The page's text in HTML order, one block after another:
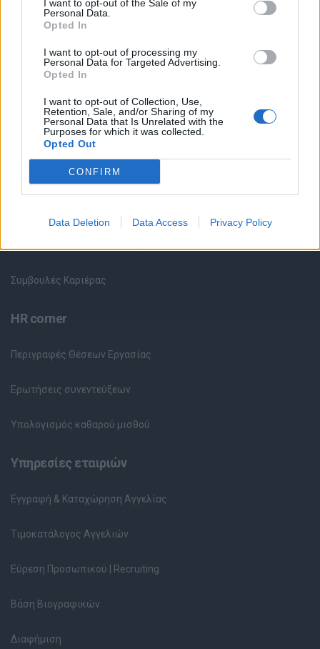
I want to opt-out of the Sale of my
Personal Data.
Opted In
I want to opt-out of processing my
Personal Data for Targeted Advertising.
Opted In
I want to opt-out of Collection, Use,
Retention, Sale, and/or Sharing of my
Personal Data that Is Unrelated with the
Purposes for which it was collected.
Opted Out
CONFIRM
Data Deletion Data Access Privacy Policy
Θέσεις εργασίας
Όλες οι Θέσεις Εργασίας
Θέσεις Εργασίας ανά Ειδικότητα
Θέσεις Εργασίας ανά Εταιρεία
Κέντρο Βοήθειας
Συμβουλές Καριέρας
HR corner
Περιγραφές Θέσεων Εργασίας
Ερωτήσεις συνεντεύξεων
Υπολογισμός καθαρού μισθού
Υπηρεσίες εταιριών
Εγγραφή & Καταχώρηση Αγγελίας
Τιμοκατάλογος Αγγελιών
Εύρεση Προσωπικού | Recruiting
Βάση Βιογραφικών
Διαφήμιση